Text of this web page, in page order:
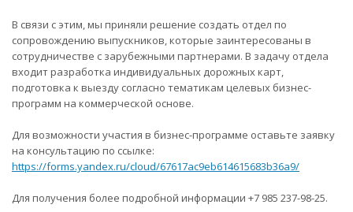
В связи с этим, мы приняли решение создать отдел по
сопровождению выпускников, которые заинтересованы в
сотрудничестве с зарубежными партнерами. В задачу отдела
входит разработка индивидуальных дорожных карт,
подготовка к выезду согласно тематикам целевых бизнес-
программ на коммерческой основе.
Для возможности участия в бизнес-программе оставьте заявку
на консультацию по ссылке:
https://forms.yandex.ru/cloud/67617ac9eb614615683b36a9/
Для получения более подробной информации +7 985 237-98-25.